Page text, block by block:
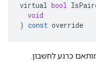
virtual bool
void
) const override
כרגע לחשבון.